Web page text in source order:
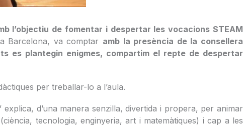
l’objectiu de fomentar i despertar les vocacions STEAM
Barcelona, va comptar amb la presència de la consellera
es plantegin enigmes, compartim el repte de despertar
per treballar-lo a l’aula.
explica, d’una manera senzilla, divertida i propera, per animar
(ciència, tecnologia, enginyeria, art i matemàtiques) i cap a les